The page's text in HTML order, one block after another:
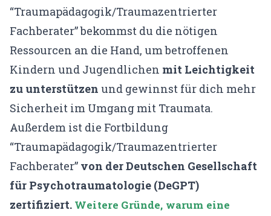
“Traumapädagogik/Traumazentrierter
Fachberater” bekommst du die nötigen
Ressourcen an die Hand, um betroffenen
Kindern und Jugendlichen mit Leichtigkeit
zu unterstützen und gewinnst für dich mehr
Sicherheit im Umgang mit Traumata.
Außerdem ist die Fortbildung
“Traumapädagogik/Traumazentrierter
Fachberater” von der Deutschen Gesellschaft
für Psychotraumatologie (DeGPT)
zertifiziert. Weitere Gründe, warum eine